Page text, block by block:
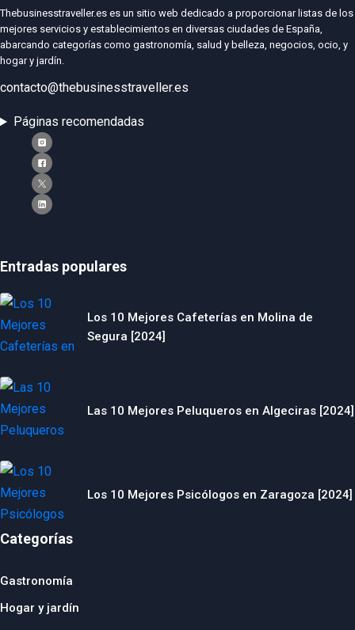
Thebusinesstraveller.es es un sitio web dedicado a proporcionar listas de los
mejores servicios y establecimientos en diversas ciudades de España,
abarcando categorías como gastronomía, salud y belleza, negocios, ocio, y
hogar y jardín.
contacto@thebusinesstraveller.es
Páginas recomendadas
Entradas populares
Los 10 Mejores Cafeterías en Molina de
Segura [2024]
Las 10 Mejores Peluqueros en Algeciras [2024]
Los 10 Mejores Psicólogos en Zaragoza [2024]
Categorías
Gastronomía
Hogar y jardín